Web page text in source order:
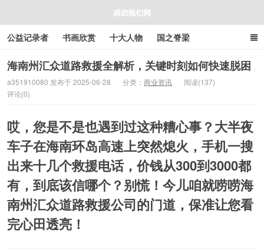
公益记录者 书画欣赏 十大人物 国之脊梁
好人好事 感人资讯 商业资讯 在线工具箱
海南州汇众道路救援全解析，关键时刻如何快速脱困
a351910080 发布于 2025-06-28 分类： 商业资讯
阅读(137)
评论(0)
哎，您是不是也遇到过这种糟心事？大半夜
车子在海南环岛高速上突然熄火，手机一搜
出来十几个救援电话，价钱从300到3000都
有，到底该信哪个？别慌！今儿咱就唠唠海
南州汇众道路救援公司的门道，保准让您看
完心田透亮！